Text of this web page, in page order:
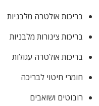
בריכות אולטרה מלבניות
בריכות צינורות מלבניות
בריכות אולטרה עגולות
חומרי חיטוי לבריכה
רובוטים ושואבים